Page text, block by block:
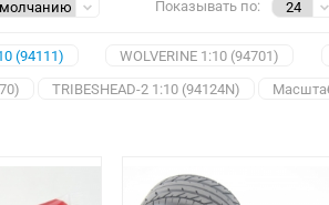
Показывать по:
(94111) WOLVERINE 1:10 (94701)
TRIBESHEAD-2 1:10 (94124N)